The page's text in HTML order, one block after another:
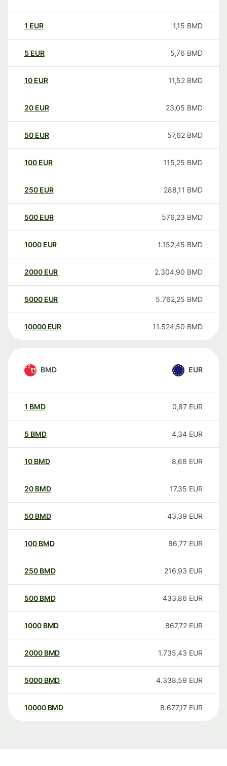
1 EUR 1,15 BMD
5 EUR 5,76 BMD
10 EUR 11,52 BMD
20 EUR 23,05 BMD
50 EUR 57,62 BMD
100 EUR 115,25 BMD
250 EUR 288,11 BMD
500 EUR 576,23 BMD
1000 EUR 1.152,45 BMD
2000 EUR 2.304,90 BMD
5000 EUR 5.762,25 BMD
10000 EUR 11.524,50 BMD
BMD EUR
1 BMD 0,87 EUR
5 BMD 4,34 EUR
10 BMD 8,68 EUR
20 BMD 17,35 EUR
50 BMD 43,39 EUR
100 BMD 86,77 EUR
250 BMD 216,93 EUR
500 BMD 433,86 EUR
1000 BMD 867,72 EUR
2000 BMD 1.735,43 EUR
5000 BMD 4.338,59 EUR
10000 BMD 8.677,17 EUR